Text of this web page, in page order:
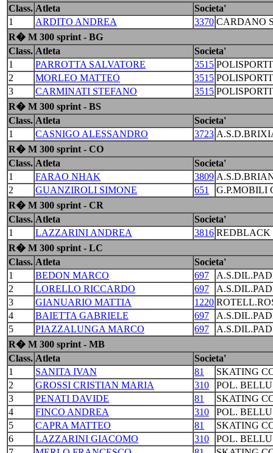
Class. Atleta
Societa'
1
ARDITO ANDREA 3370 CARDANO
R� M 300 sprint - BG
Class. Atleta
Societa'
1
PARROTTA SALVATORE 3515
2
MORLEO MATTEO 3515
3
CARMINATI STEFANO 3515
R� M 300 sprint - BS
Class. Atleta
Societa'
1
CASNIGO ALESSANDRO 3723
R� M 300 sprint - CO
Class. Atleta
Societa'
1
FARAO NHAK 3809
2
GUANZIROLI SIMONE 651
G.P.MOBILI
R� M 300 sprint - CR
Class. Atleta
Societa'
1
LAZZARINI ANDREA 3816 REDBLACK
R� M 300 sprint - LC
Class. Atleta
Societa'
1
BEDON MARCO 697
2
LORELLO RICCARDO 697
3
GIANUARIO MATTIA 1220
4
BAIETTA GABRIELE 697
5
PIAZZALUNGA MARCO 697
R� M 300 sprint - MB
Class. Atleta
Societa'
1
SANITA IVAN 81
SKATING
2
GROSSI CRISTIAN MARIA 310
POL.
3
PENATI DAVIDE 81
SKATING
4
FINCO ANDREA 310
POL.
5
CAPRA MATTEO 81
SKATING
6
LAZZARINI GIACOMO 310
POL.